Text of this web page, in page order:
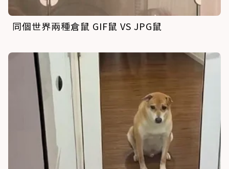
同個世界兩種倉鼠 GIF鼠 VS JPG鼠